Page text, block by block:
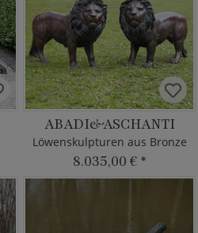
ABADI&ASCHANTI
Löwenskulpturen aus Bronze
8.035,00 € *